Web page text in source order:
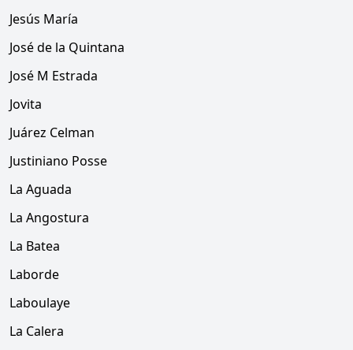
Jesús María
José de la Quintana
José M Estrada
Jovita
Juárez Celman
Justiniano Posse
La Aguada
La Angostura
La Batea
Laborde
Laboulaye
La Calera